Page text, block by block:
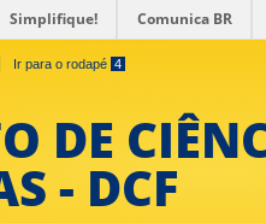
Ir para o rodapé 4
Simplifique! Comunica BR
DE
- DCF